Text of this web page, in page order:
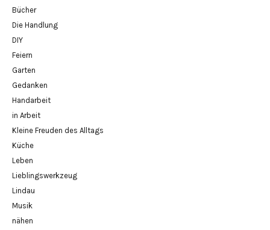
Bücher
Die Handlung
DIY
Feiern
Garten
Gedanken
Handarbeit
in Arbeit
Kleine Freuden des Alltags
Küche
Leben
Lieblingswerkzeug
Lindau
Musik
nähen